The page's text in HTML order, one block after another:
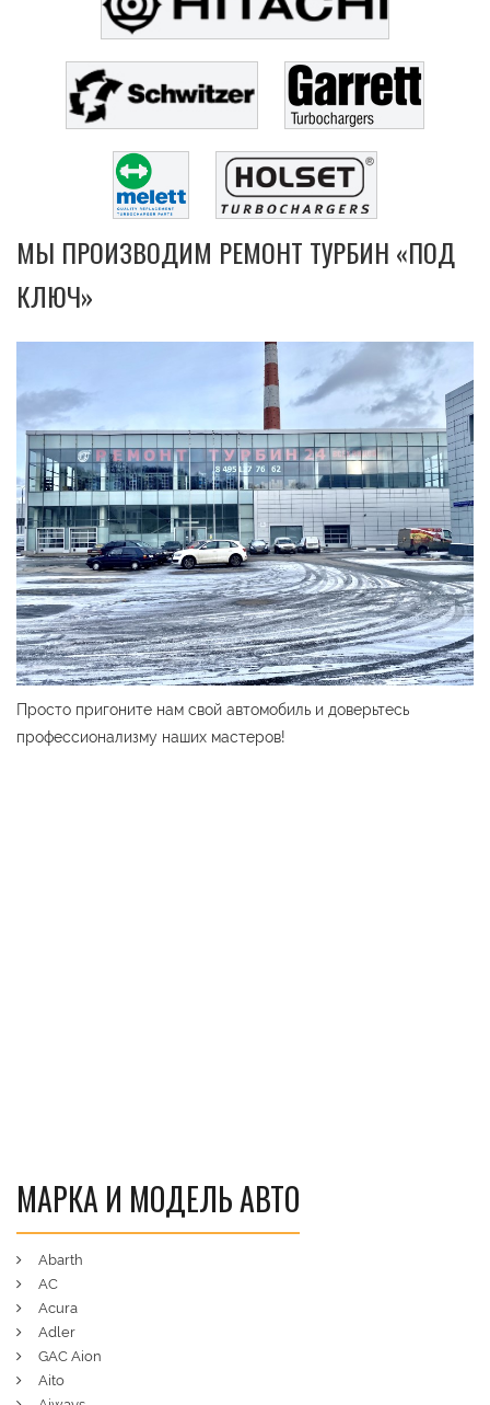
МЫ ПРОИЗВОДИМ РЕМОНТ ТУРБИН «ПОД
КЛЮЧ»
Просто пригоните нам свой автомобиль и доверьтесь
профессионализму наших мастеров!
МАРКА И МОДЕЛЬ АВТО
Abarth
AC
Acura
Adler
GAC Aion
Aito